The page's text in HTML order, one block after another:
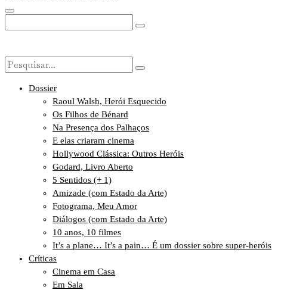
Dossier
Raoul Walsh, Herói Esquecido
Os Filhos de Bénard
Na Presença dos Palhaços
E elas criaram cinema
Hollywood Clássica: Outros Heróis
Godard, Livro Aberto
5 Sentidos (+ 1)
Amizade (com Estado da Arte)
Fotograma, Meu Amor
Diálogos (com Estado da Arte)
10 anos, 10 filmes
It’s a plane… It’s a pain… É um dossier sobre super-heróis
Críticas
Cinema em Casa
Em Sala